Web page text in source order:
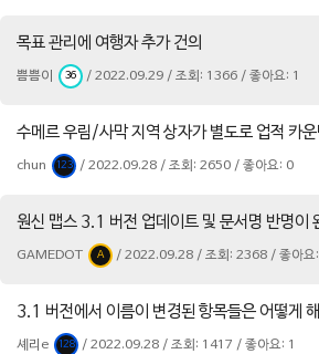
목표 관리에 여행자 추가 건의
쁨쁨이 36 / 2022.09.29 / 조회: 1366 / 좋아요: 1
수메르 우림/사막 지역 상자가 별도로 업적 카
chun 123 / 2022.09.28 / 조회: 2650 / 좋아요: 0
원신 맵스 3.1 버전 업데이트 및 문서명 반명이
GAMEDOT A / 2022.09.28 / 조회: 2368 / 좋아요
3.1 버전에서 이름이 변경된 항목들은 어떻게
셰리e 128 / 2022.09.28 / 조회: 1417 / 좋아요: 1